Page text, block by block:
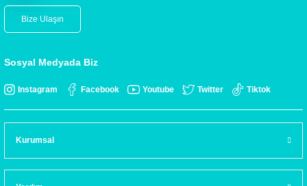
Bize Ulaşın
Sosyal Medyada Biz
Instagram Facebook Youtube Twitter Tiktok
Kurumsal